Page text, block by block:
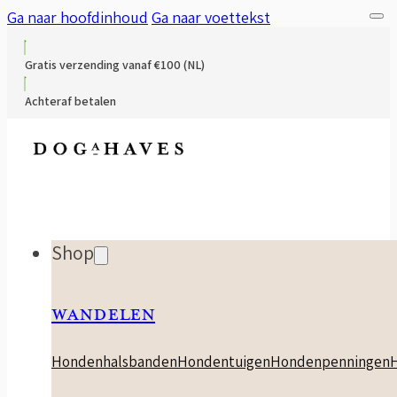
Ga naar hoofdinhoud Ga naar voettekst
Gratis verzending vanaf €100 (NL)
Achteraf betalen
Shop
WANDELEN
HondenhalsbandenHondentuigenHondenpenningen